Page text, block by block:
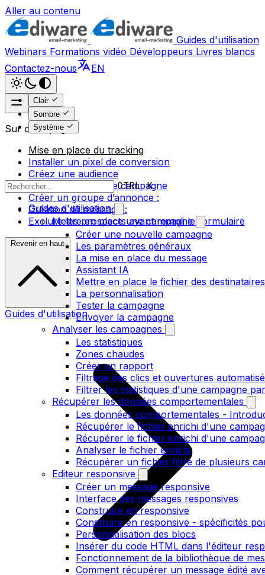
Aller au contenu
Guides d'utilisation
Webinars Formations vidéo Développeurs Livres blancs
Contactez-nous
EN
Clair
Sombre
Système
CTRL K
Guides d'utilisation
Mettre en place une campagne
Créer une nouvelle campagne
Les paramètres généraux
La mise en place du message
Assistant IA
Mettre en place le fichier des destinataires
La personnalisation
Tester la campagne
Envoyer la campagne
Analyser les campagnes
Les statistiques
Zones chaudes
Créer un rapport
Filtrage des clics et ouvertures
Filtrer les statistiques d'une campagne
Récupérer les données comportementales
Les données comportementales -
Récupérer le fichier enrichi d'une
Récupérer le fichier enrichi d'une
Analyser le fichier enrichi
Récupérer un fichier filtré de plusieurs
Editeur responsive
Créer un message responsive
Interface des messages responsives
Construire en responsive
Construire en responsive - spécificités
Personnalisation des blocs
Insérer du code HTML dans l'éditeur
Fonctionnement de la bibliothèque de
Comment récupérer un message édité
Sur cette page
Mise en place du tracking
Installer un pixel de conversion
Créez une audience
Mise en place d’une campagne
Créer un groupe d’annonce :
Création de message :
Exclure les prospects ayant rempli le formulaire
Revenir en haut
Guides d'utilisation